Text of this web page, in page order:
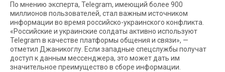
По мнению эксперта, Telegram, имеющий более 900
миллионов пользователей, стал важным источником
информации во время российско-украинского конфликта.
«Российские и украинские солдаты активно используют
Telegram в качестве платформы общения и связи», —
отметил Джаникоглу. Если западные спецслужбы получат
доступ к данным мессенджера, это может дать им
значительное преимущество в сборе информации.